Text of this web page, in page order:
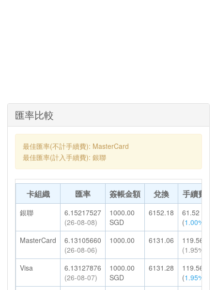
匯率比較
最佳匯率(不計手續費): MasterCard
最佳匯率(計入手續費): 銀聯
卡組織 匯率 簽帳金額 兌換 手續費
銀聯
6.15217527
(26-08-08)
1000.00
SGD
6152.18
61.52
(1.00%
MasterCard
6.13105660
(26-08-06)
1000.00 6131.06
119.56
(1.95%)
Visa
6.13127876
(26-08-07)
1000.00
SGD
6131.28
119.56
(1.95%